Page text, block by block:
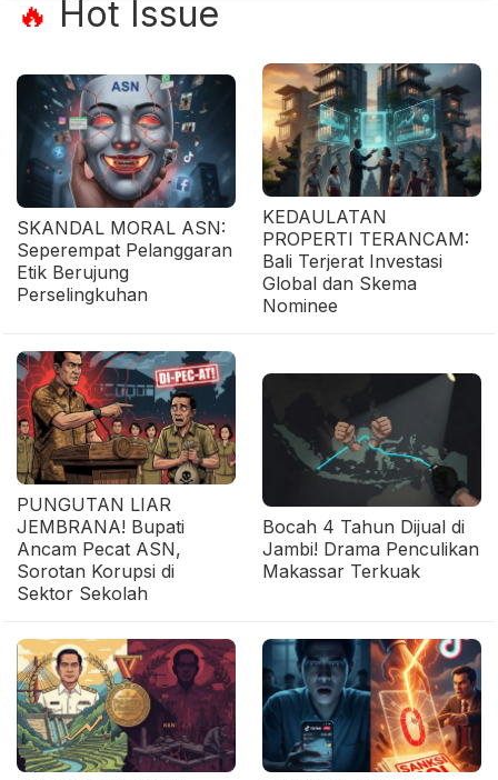
🔥 Hot Issue
SKANDAL MORAL ASN:
Seperempat Pelanggaran
Etik Berujung
Perselingkuhan
KEDAULATAN
PROPERTI TERANCAM:
Bali Terjerat Investasi
Global dan Skema
Nominee
PUNGUTAN LIAR
JEMBRANA! Bupati
Ancam Pecat ASN,
Sorotan Korupsi di
Sektor Sekolah
Bocah 4 Tahun Dijual di
Jambi! Drama Penculikan
Makassar Terkuak